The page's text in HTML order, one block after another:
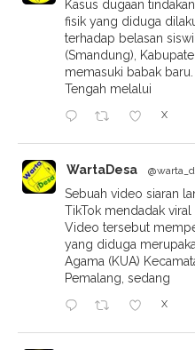
Kasus dugaan
fisik yang diduga
terhadap belasan
(Smandung),
memasuki babak
Tengah melalui
X
WartaDesa
Sebuah video siaran
TikTok mendadak
Video tersebut
yang diduga
Agama (KUA)
Pemalang, sedang
X